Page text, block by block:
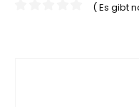
( Es gibt